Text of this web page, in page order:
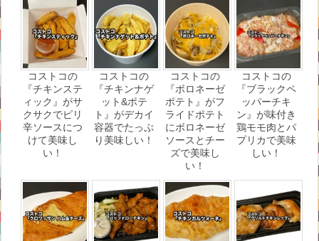
コストコの
『チキンステ
ィック』がサ
クサクでピリ
辛ソースにつ
けて美味し
い！
コストコの
『チキンナゲ
ット&ポテ
ト』がデカイ
容器でたっぷ
り美味しい！
コストコの
『ボロネーゼ
ポテト』がフ
ライドポテト
にボロネーゼ
ソースとチー
ズで美味し
い！
コストコの
『ブラックペ
ッパーチキ
ン』が味付き
鶏モモ肉とパ
プリカで美味
しい！